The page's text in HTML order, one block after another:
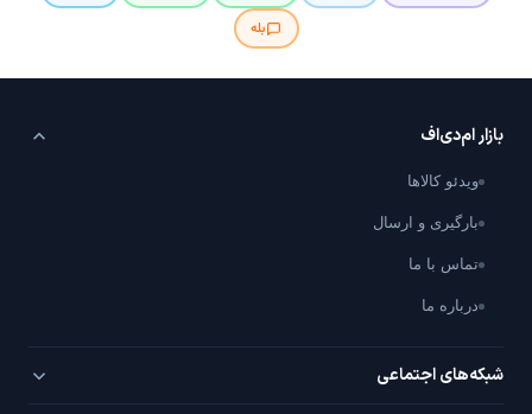
بله
بازار ام‌دی‌اف
ویدئو کالاها
بارگیری و ارسال
تماس با ما
درباره ما
شبکه‌های اجتماعی